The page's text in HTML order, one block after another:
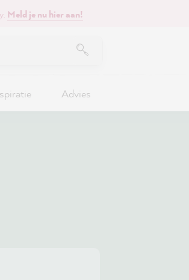
Meld je nu hier aan!
Advies